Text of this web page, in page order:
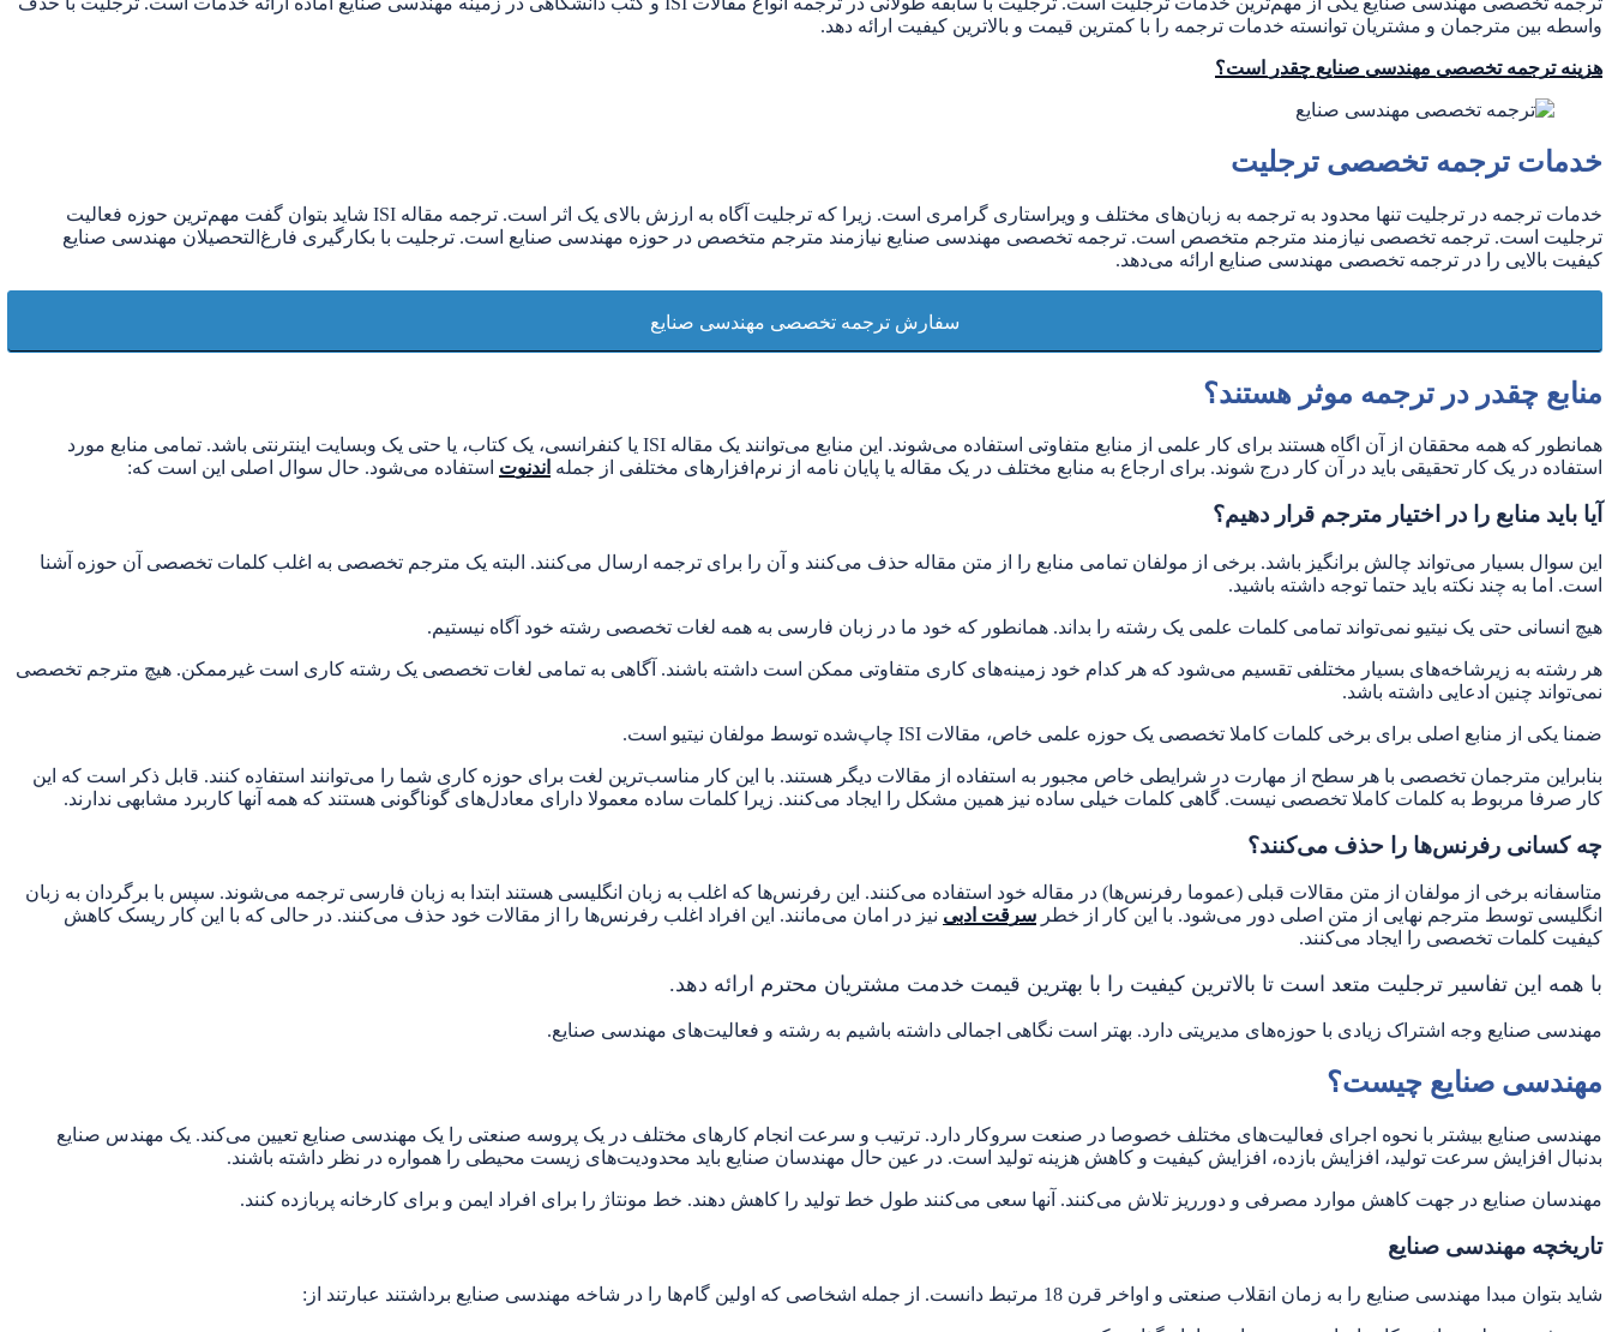
واسطه بین مترجمان و مشتریان توانسته خدمات ترجمه را با کمترین قیمت و بالاترین کیفیت ارائه دهد.
هزینه ترجمه تخصصی مهندسی صنایع چقدر است؟
خدمات ترجمه تخصصی ترجلیت
خدمات ترجمه در ترجلیت تنها محدود به ترجمه به زبان‌های مختلف و ویراستاری گرامری است. زیرا که ترجلیت آگاه به ارزش بالای یک اثر است. ترجمه مقاله ISI شاید بتوان گفت مهم‌ترین حوزه فعالیت
ترجلیت است. ترجمه تخصصی نیازمند مترجم متخصص است. ترجمه تخصصی مهندسی صنایع نیازمند مترجم متخصص در حوزه مهندسی صنایع است. ترجلیت با بکارگیری فارغ‌التحصیلان مهندسی صنایع
کیفیت بالایی را در ترجمه تخصصی مهندسی صنایع ارائه می‌دهد.
سفارش ترجمه تخصصی مهندسی صنایع
منابع چقدر در ترجمه موثر هستند؟
همانطور که همه محققان از آن اگاه هستند برای کار علمی از منابع متفاوتی استفاده می‌شوند. این منابع می‌توانند یک مقاله ISI یا کنفرانسی، یک کتاب، یا حتی یک وبسایت اینترنتی باشد. تمامی منابع مورد
استفاده در یک کار تحقیقی باید در آن کار درج شوند. برای ارجاع به منابع مختلف در یک مقاله یا پایان نامه از نرم‌افزارهای مختلفی از جمله اندنوت استفاده می‌شود. حال سوال اصلی این است که:
آیا باید منابع را در اختیار مترجم قرار دهیم؟
این سوال بسیار می‌تواند چالش برانگیز باشد. برخی از مولفان تمامی منابع را از متن مقاله حذف می‌کنند و آن را برای ترجمه ارسال می‌کنند. البته یک مترجم تخصصی به اغلب کلمات تخصصی آن حوزه آشنا
است. اما به چند نکته باید حتما توجه داشته باشید.
هیچ انسانی حتی یک نیتیو نمی‌تواند تمامی کلمات علمی یک رشته را بداند. همانطور که خود ما در زبان فارسی به همه لغات تخصصی رشته خود آگاه نیستیم.
هر رشته به زیرشاخه‌های بسیار مختلفی تقسیم می‌شود که هر کدام خود زمینه‌های کاری متفاوتی ممکن است داشته باشند. آگاهی به تمامی لغات تخصصی یک رشته کاری است غیرممکن. هیچ مترجم تخصصی
نمی‌تواند چنین ادعایی داشته باشد.
ضمنا یکی از منابع اصلی برای برخی کلمات کاملا تخصصی یک حوزه علمی خاص، مقالات ISI چاپ‌شده توسط مولفان نیتیو است.
بنابراین مترجمان تخصصی با هر سطح از مهارت در شرایطی خاص مجبور به استفاده از مقالات دیگر هستند. با این کار مناسب‌ترین لغت برای حوزه کاری شما را می‌توانند استفاده کنند. قابل ذکر است که این
کار صرفا مربوط به کلمات کاملا تخصصی نیست. گاهی کلمات خیلی ساده نیز همین مشکل را ایجاد می‌کنند. زیرا کلمات ساده معمولا دارای معادل‌های گوناگونی هستند که همه آنها کاربرد مشابهی ندارند.
چه کسانی رفرنس‌ها را حذف می‌کنند؟
متاسفانه برخی از مولفان از متن مقالات قبلی (عموما رفرنس‌ها) در مقاله خود استفاده می‌کنند. این رفرنس‌ها که اغلب به زبان انگلیسی هستند ابتدا به زبان فارسی ترجمه می‌شوند. سپس با برگردان به زبان
انگلیسی توسط مترجم نهایی از متن اصلی دور می‌شود. با این کار از خطر سرقت ادبی نیز در امان می‌مانند. این افراد اغلب رفرنس‌ها را از مقالات خود حذف می‌کنند. در حالی که با این کار ریسک کاهش
کیفیت کلمات تخصصی را ایجاد می‌کنند.
با همه این تفاسیر ترجلیت متعد است تا بالاترین کیفیت را با بهترین قیمت خدمت مشتریان محترم ارائه دهد.
مهندسی صنایع وجه اشتراک زیادی با حوزه‌های مدیریتی دارد. بهتر است نگاهی اجمالی داشته باشیم به رشته و فعالیت‌های مهندسی صنایع.
مهندسی صنایع چیست؟
مهندسی صنایع بیشتر با نحوه اجرای فعالیت‌های مختلف خصوصا در صنعت سروکار دارد. ترتیب و سرعت انجام کارهای مختلف در یک پروسه صنعتی را یک مهندسی صنایع تعیین می‌کند. یک مهندس صنایع
بدنبال افزایش سرعت تولید، افزایش بازده، افزایش کیفیت و کاهش هزینه تولید است. در عین حال مهندسان صنایع باید محدودیت‌های زیست محیطی را همواره در نظر داشته باشند.
مهندسان صنایع در جهت کاهش موارد مصرفی و دورریز تلاش می‌کنند. آنها سعی می‌کنند طول خط تولید را کاهش دهند. خط مونتاژ را برای افراد ایمن و برای کارخانه پربازده کنند.
تاریخچه مهندسی صنایع
شاید بتوان مبدا مهندسی صنایع را به زمان انقلاب صنعتی و اواخر قرن 18 مرتبط دانست. از جمله اشخاصی که اولین گام‌ها را در شاخه مهندسی صنایع برداشتند عبارتند از: